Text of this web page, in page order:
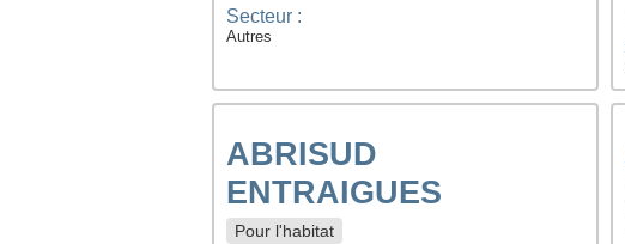
Secteur :
Autres
ABRISUD
ENTRAIGUES
Pour l'habitat